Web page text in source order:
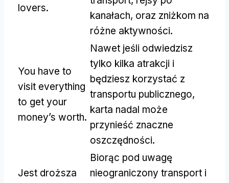
lovers.
kanałach, oraz zniżkom na
różne aktywności.
You have to
visit everything
to get your
money’s worth.
Nawet jeśli odwiedzisz
tylko kilka atrakcji i
będziesz korzystać z
transportu publicznego,
karta nadal może
przynieść znaczne
oszczędności.
Jest droższa
Biorąc pod uwagę
nieograniczony transport i